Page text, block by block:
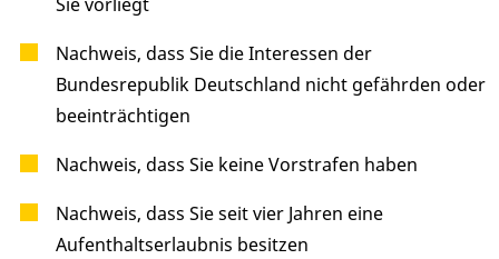
Nachweis, dass Sie die Interessen der
Bundesrepublik Deutschland nicht gefährden oder
beeinträchtigen
Nachweis, dass Sie keine Vorstrafen haben
Nachweis, dass Sie seit vier Jahren eine
Aufenthaltserlaubnis besitzen